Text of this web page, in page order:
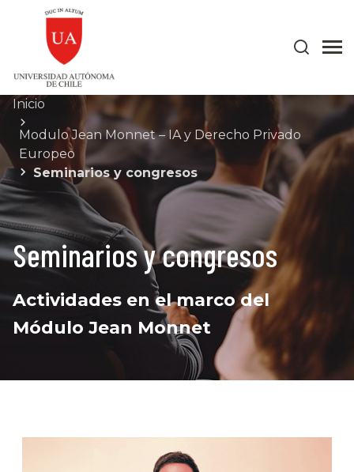
Inicio
Modulo Jean Monnet – IA y Derecho Privado
Europeo
Seminarios y congresos
Seminarios y congresos
Actividades en el marco del
Módulo Jean Monnet